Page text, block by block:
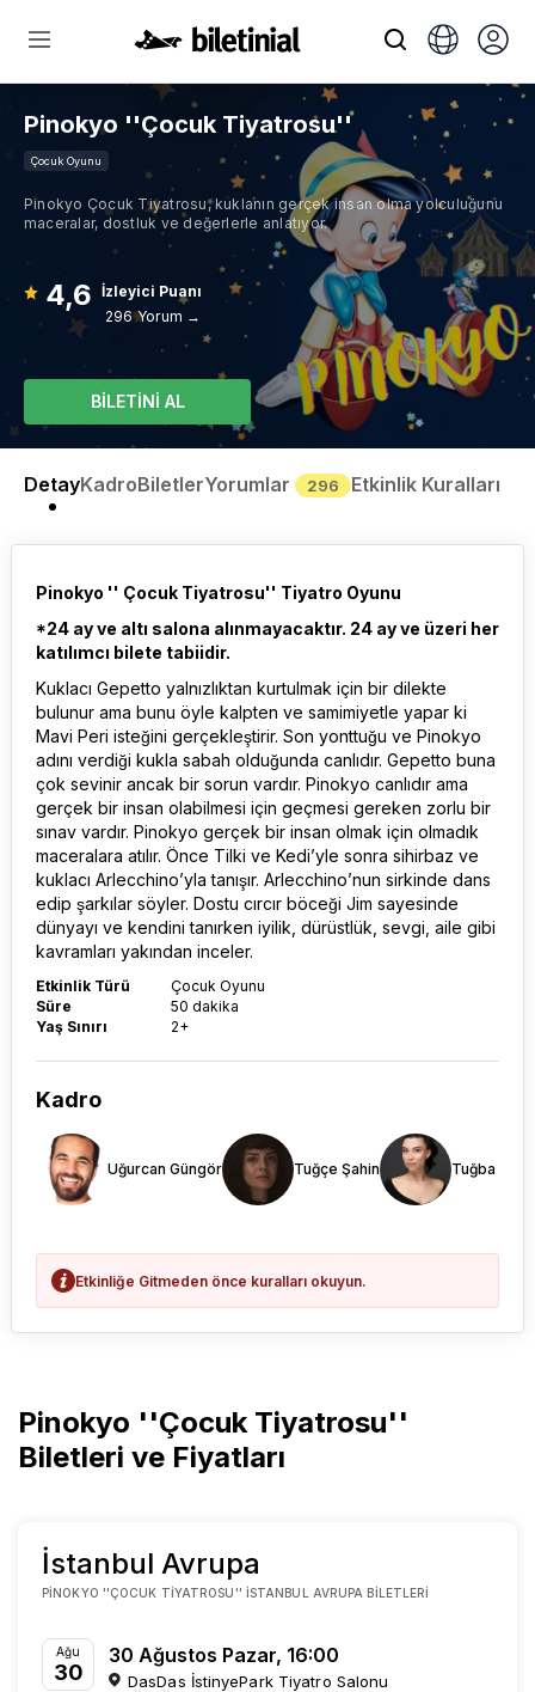
Pinokyo ''Çocuk Tiyatrosu''
Çocuk Oyunu
Pinokyo Çocuk Tiyatrosu, kuklanın gerçek insan olma yolculuğunu
maceralar, dostluk ve değerlerle anlatıyor.
4,6 İzleyici Puanı
296 Yorum →
BİLETİNİ AL
DetayKadroBiletlerYorumlar 296 Etkinlik Kuralları
Pinokyo '' Çocuk Tiyatrosu'' Tiyatro Oyunu
*24 ay ve altı salona alınmayacaktır. 24 ay ve üzeri her
katılımcı bilete tabiidir.
Kuklacı Gepetto yalnızlıktan kurtulmak için bir dilekte
bulunur ama bunu öyle kalpten ve samimiyetle yapar ki
Mavi Peri isteğini gerçekleştirir. Son yonttuğu ve Pinokyo
adını verdiği kukla sabah olduğunda canlıdır. Gepetto buna
çok sevinir ancak bir sorun vardır. Pinokyo canlıdır ama
gerçek bir insan olabilmesi için geçmesi gereken zorlu bir
sınav vardır. Pinokyo gerçek bir insan olmak için olmadık
maceralara atılır. Önce Tilki ve Kedi’yle sonra sihirbaz ve
kuklacı Arlecchino’yla tanışır. Arlecchino’nun sirkinde dans
edip şarkılar söyler. Dostu cırcır böceği Jim sayesinde
dünyayı ve kendini tanırken iyilik, dürüstlük, sevgi, aile gibi
kavramları yakından inceler.
Etkinlik Türü
Çocuk Oyunu
Süre
50 dakika
Yaş Sınırı
2+
Kadro
Uğurcan Güngör Tuğçe Şahin Tuğba
Etkinliğe Gitmeden önce kuralları okuyun.
Pinokyo ''Çocuk Tiyatrosu''
Biletleri ve Fiyatları
İstanbul Avrupa
PINOKYO ''ÇOCUK TIYATROSU'' İSTANBUL AVRUPA BILETLERI
Ağu
30
30 Ağustos Pazar, 16:00
DasDas İstinyePark Tiyatro Salonu